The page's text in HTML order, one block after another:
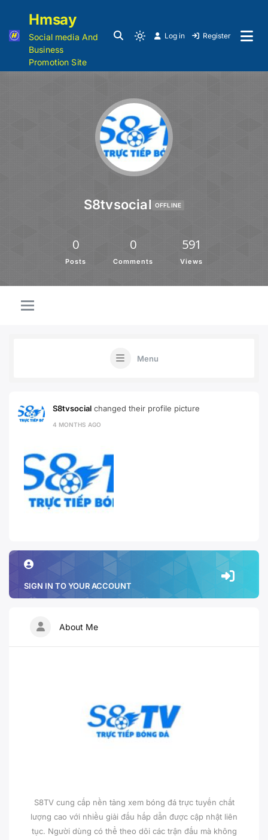
Hmsay
Social media And
Business
Promotion Site
Log in Register
S8tvsocial OFFLINE
0
Posts
0
Comments
591
Views
Menu
S8tvsocial changed their profile picture
4 MONTHS AGO
SIGN IN TO YOUR ACCOUNT
About Me
S8TV cung cấp nền tảng xem bóng đá trực tuyến chất
lượng cao với nhiều giải đấu hấp dẫn được cập nhật liên
tục. Người dùng có thể theo dõi các trận đấu mà không